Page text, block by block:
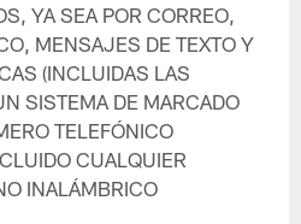
YA SEA POR CORREO,
MENSAJES DE TEXTO Y
(INCLUIDAS LAS
SISTEMA DE MARCADO
TELEFÓNICO
CUALQUIER
INALÁMBRICO